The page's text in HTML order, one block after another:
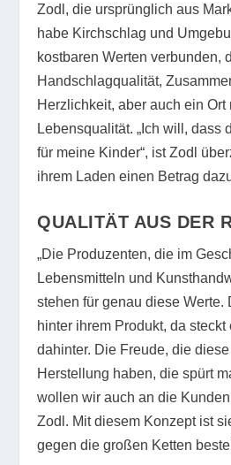
Zodl, die ursprünglich aus
habe Kirchschlag und
kostbaren Werten verbunden,
Handschlagqualität,
Herzlichkeit, aber auch ein Ort
Lebensqualität. „Ich will, dass
für meine Kinder“, ist Zodl
ihrem Laden einen Betrag
QUALITÄT AUS DER
„Die Produzenten, die im
Lebensmitteln und
stehen für genau diese Werte.
hinter ihrem Produkt, da
dahinter. Die Freude, die
Herstellung haben, die spürt
wollen wir auch an die
Zodl. Mit diesem Konzept ist
gegen die großen Ketten